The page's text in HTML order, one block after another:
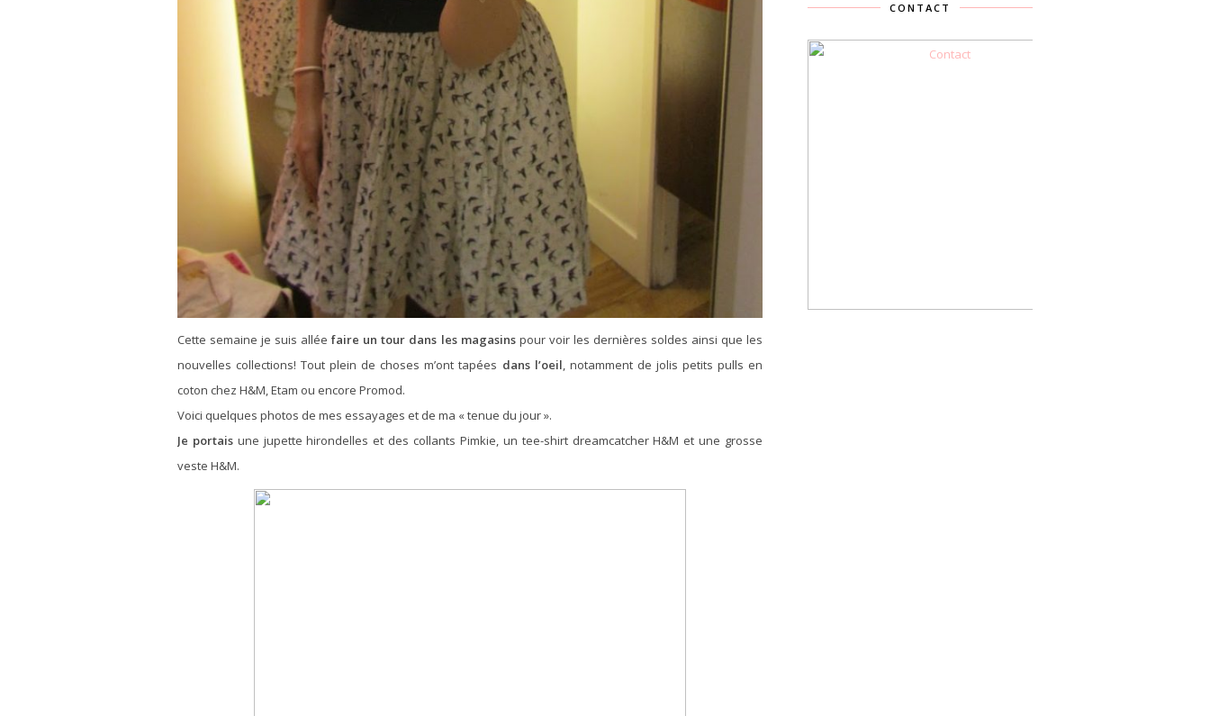
Cette semaine je suis alléefaire un tour dans les magasinspour voir les dernières soldes ainsi que les
nouvelles collections! Tout plein de choses m’ont tapées dans l’oeil, notamment de jolis petits pulls en
coton chez H&M, Etam ou encore Promod.
Voici quelques photos de mes essayages et de ma « tenue du jour ».
Je portaisune jupette hirondelles et des collants Pimkie, un tee-shirt dreamcatcher H&M et une grosse
veste H&M.
CONTACT